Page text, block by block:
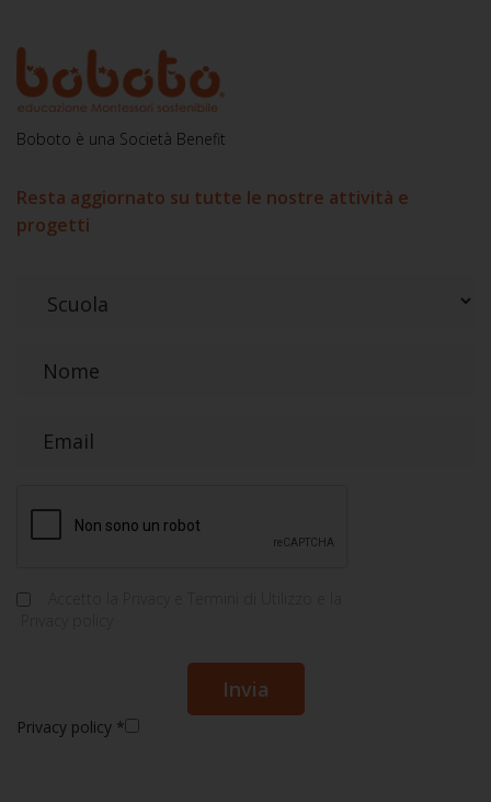
Boboto è una Società Benefit
Resta aggiornato su tutte le nostre attività e
progetti
Privacy policy *